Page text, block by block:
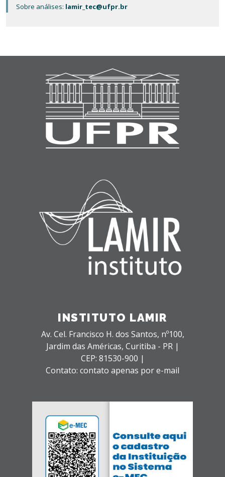
Sobre análises: lamir_tec@ufpr.br
INSTITUTO LAMIR
Av. Cel. Francisco H. dos Santos, nº100,
Jardim das Américas, Curitiba - PR |
CEP: 81530-900 |
Contato: contato apenas por e-mail